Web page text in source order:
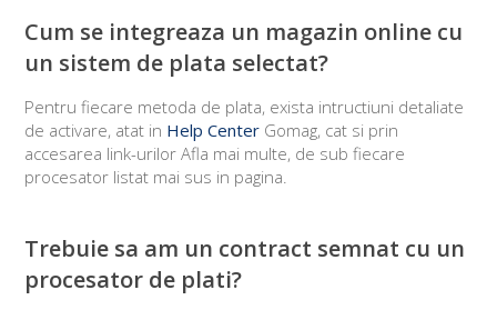
Cum se integreaza un magazin online cu
un sistem de plata selectat?
Pentru fiecare metoda de plata, exista intructiuni detaliate
de activare, atat in Help Center Gomag, cat si prin
accesarea link-urilor Afla mai multe, de sub fiecare
procesator listat mai sus in pagina.
Trebuie sa am un contract semnat cu un
procesator de plati?